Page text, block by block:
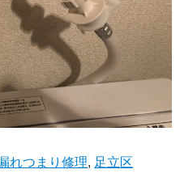
れつまり修理, 足立区